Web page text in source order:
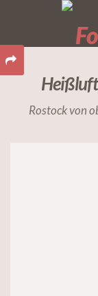
Rostock von